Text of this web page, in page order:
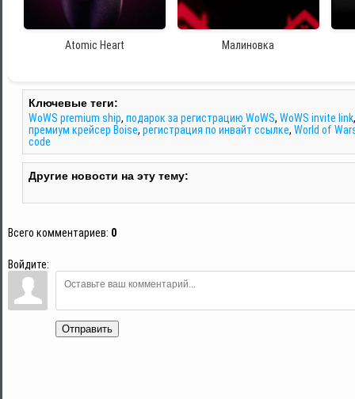
Atomic Heart Малиновка
Ключевые теги:
WoWS premium ship, подарок за регистрацию WoWS, WoWS invite link
премиум крейсер Boise, регистрация по инвайт ссылке, World of
code
Другие новости на эту тему:
Всего комментариев: 0
Войдите:
Отправить